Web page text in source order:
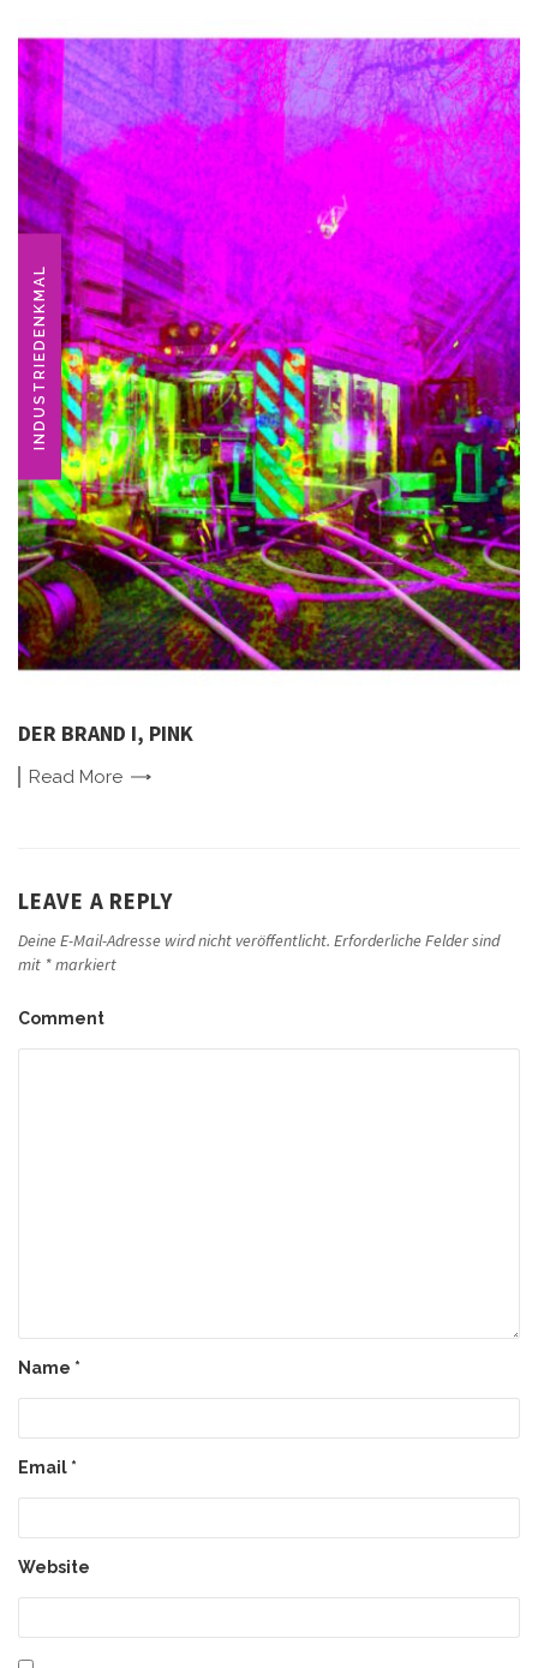
INDUSTRIEDENKMAL
DER BRAND I, PINK
Read More
LEAVE A REPLY
Deine E-Mail-Adresse wird nicht veröffentlicht. Erforderliche Felder sind
mit *markiert
Comment
Name *
Email *
Website